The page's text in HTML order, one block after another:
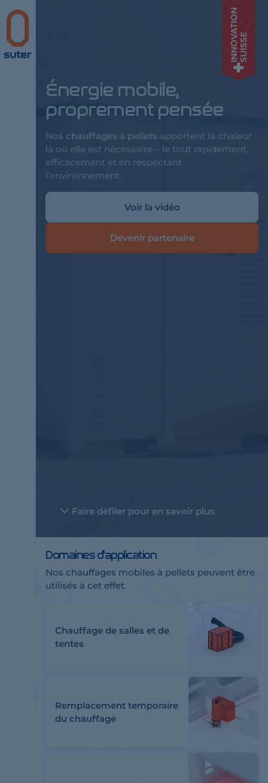
Suter INNOVATIONSUISSE
Énergie mobile,
proprement pensée
Nos chauffages à pellets apportent la chaleur
là où elle est nécessaire – le tout rapidement,
efficacement et en respectant
l’environnement.
Voir la vidéo
Devenir partenaire
Faire défiler pour en savoir plus
Domaines d'application
Nos chauffages mobiles à pellets peuvent être
utilisés à cet effet.
Chauffage de salles et de
tentes
Remplacement temporaire
du chauffage